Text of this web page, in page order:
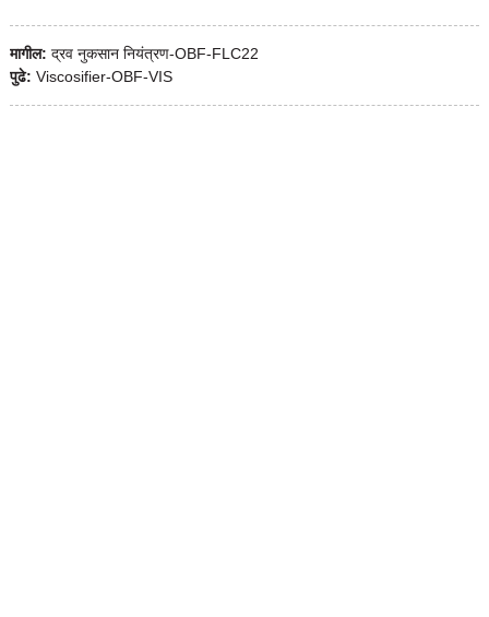
मागील: द्रव नुकसान नियंत्रण-OBF-FLC22
पुढे: Viscosifier-OBF-VIS